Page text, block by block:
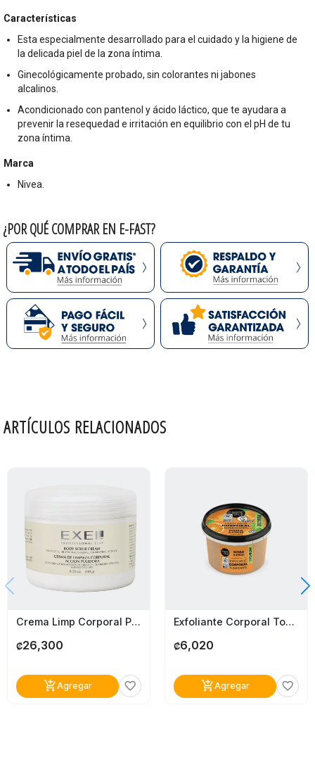
Características
Esta especialmente desarrollado para el cuidado y la higiene de
la delicada piel de la zona íntima.
Ginecológicamente probado, sin colorantes ni jabones
alcalinos.
Acondicionado con pantenol y ácido láctico, que te ayudara a
prevenir la resequedad e irritación en equilibrio con el pH de tu
zona íntima.
Marca
Nivea.
¿POR QUÉ COMPRAR EN E-FAST?
ARTÍCULOS RELACIONADOS
Crema Limp Corporal Pulidora Excel
₡26,300
add_shopping_cartAgregar favorite_border
Exfoliante Corporal Tonificante Organic Shop Naranja Azúcar
₡6,020
add_shopping_cartAgregar favorite_border